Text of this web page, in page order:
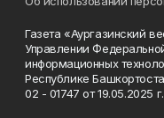
Газета «Аургазинский
Управлении
информационных
Республике
02 - 01747 от 19.05.2025 г.